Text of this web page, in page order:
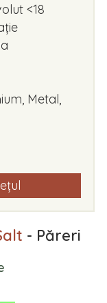
<18
Metal,
- Păreri